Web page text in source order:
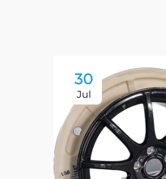
30
Jul